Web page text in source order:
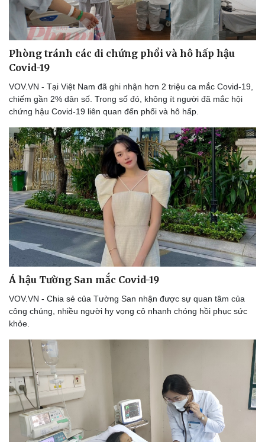
Phòng tránh các di chứng phổi và hô hấp hậu
Covid-19
VOV.VN - Tại Việt Nam đã ghi nhận hơn 2 triệu ca mắc Covid-19,
chiếm gần 2% dân số. Trong số đó, không ít người đã mắc hội
chứng hậu Covid-19 liên quan đến phổi và hô hấp.
Á hậu Tường San mắc Covid-19
VOV.VN - Chia sẻ của Tường San nhận được sự quan tâm của
công chúng, nhiều người hy vọng cô nhanh chóng hồi phục sức
khỏe.